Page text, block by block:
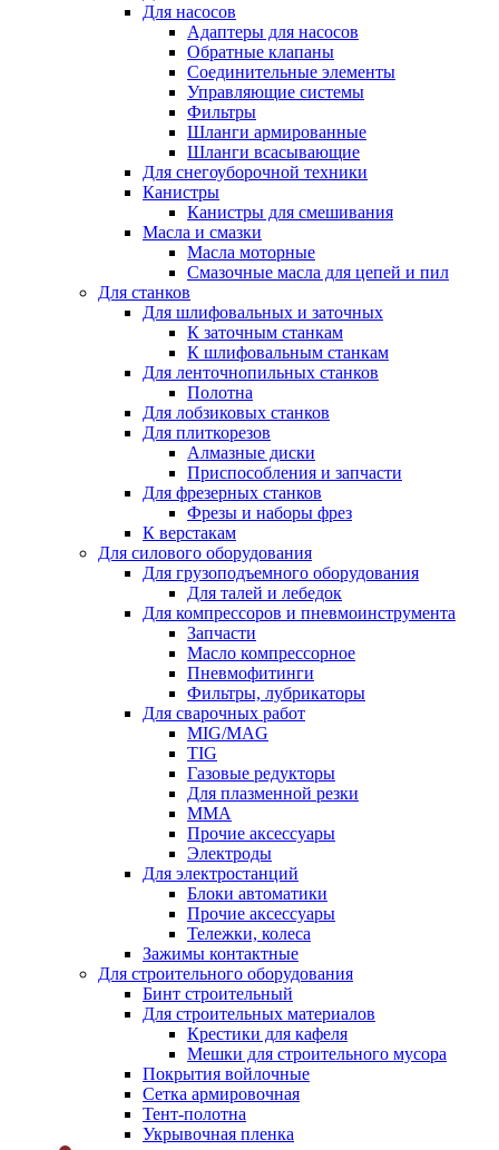
Для насосов
Адаптеры для насосов
Обратные клапаны
Соединительные элементы
Управляющие системы
Фильтры
Шланги армированные
Шланги всасывающие
Для снегоуборочной техники
Канистры
Канистры для смешивания
Масла и смазки
Масла моторные
Смазочные масла для цепей и пил
Для станков
Для шлифовальных и заточных
К заточным станкам
К шлифовальным станкам
Для ленточнопильных станков
Полотна
Для лобзиковых станков
Для плиткорезов
Алмазные диски
Приспособления и запчасти
Для фрезерных станков
Фрезы и наборы фрез
К верстакам
Для силового оборудования
Для грузоподъемного оборудования
Для талей и лебедок
Для компрессоров и пневмоинструмента
Запчасти
Масло компрессорное
Пневмофитинги
Фильтры, лубрикаторы
Для сварочных работ
MIG/MAG
TIG
Газовые редукторы
Для плазменной резки
ММА
Прочие аксессуары
Электроды
Для электростанций
Блоки автоматики
Прочие аксессуары
Тележки, колеса
Зажимы контактные
Для строительного оборудования
Бинт строительный
Для строительных материалов
Крестики для кафеля
Мешки для строительного мусора
Покрытия войлочные
Сетка армировочная
Тент-полотна
Укрывочная пленка